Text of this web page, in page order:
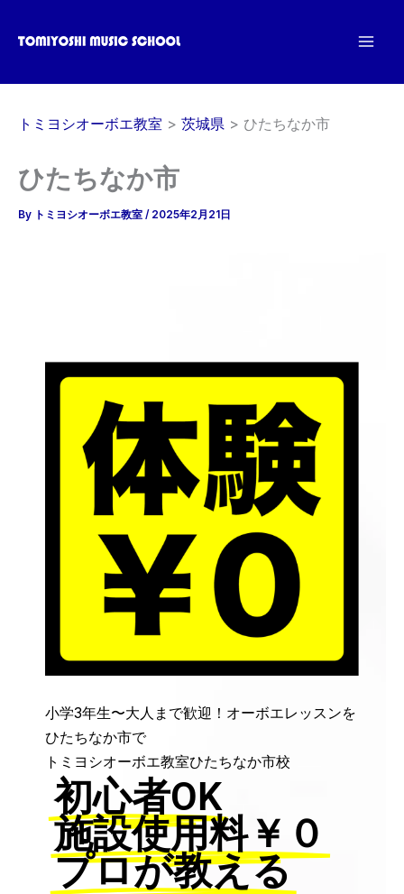
ス
トミヨシオーボエ教室 茨城県 ひたちなか市
ひたちなか市
By トミヨシオーボエ教室 / 2025年2月21日
小学3年生〜大人まで歓迎！オーボエレッスンを
ひたちなか市で
トミヨシオーボエ教室ひたちなか市校
初心者OK
施設使用料￥０
プロが教える